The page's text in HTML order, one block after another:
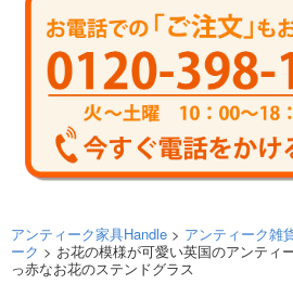
アンティーク家具Handle > アンティーク雑
ーク > お花の模様が可愛い英国のアンティ
っ赤なお花のステンドグラス